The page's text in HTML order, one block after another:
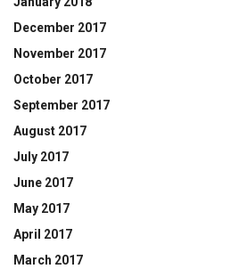
December 2017
November 2017
October 2017
September 2017
August 2017
July 2017
June 2017
May 2017
April 2017
March 2017